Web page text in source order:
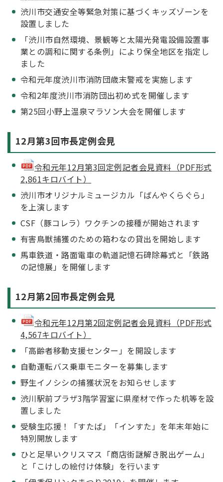
渋川市交通安全等緊急対策に基づくキッズゾーンを
設置しました
「渋川市自然環境、景観等と太陽光発電設備設置事
業との調和に関する条例」により保全地区を指定し
ました
令和元年度渋川市消防団歳末警戒を実施します
令和2年度渋川市消防団出初め式を開催します
第25回小野上温泉マラソン大会を開催します
12月第3回市長定例会見
令和元年12月第3回定例記者会見資料（PDF形式
2,861キロバイト）
渋川市オリジナルミュージカル「ばんやくらぐら」
を上演します
CSF（豚コレラ）ワクチンの接種が開始されます
有害鳥獣捕獲のための箱わなの貸出を開始します
馬車鉄道・路面電車の軌道記憶石碑除幕式と「鉄路
の記憶展」を開催します
12月第2回市長定例会見
令和元年12月第2回定例記者会見資料（PDF形式
4,567キロバイト）
「高齢者移動支援センター」を開設します
自動運転バス乗車モニターを募集します
野生イノシシの捕獲状況をお知らせします
渋川駅前プラザ3階学習室に県産材で作った机等を設
置しました
受験生応援！「すたば」「インすた」を年末年始に
特別開放します
ひと足早いクリスマス「商店街謎解き脱出ゲーム」
と「こけしの絵付け体験」を行います